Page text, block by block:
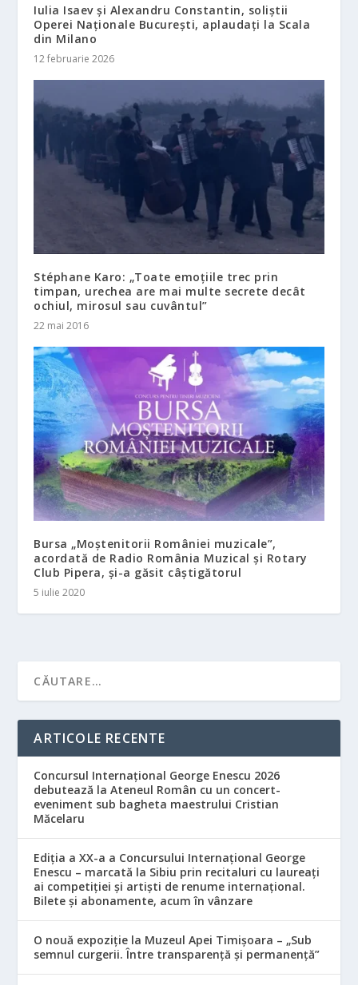
Iulia Isaev și Alexandru Constantin, soliștii
Operei Naționale București, aplaudați la Scala
din Milano
12 februarie 2026
Stéphane Karo: „Toate emoțiile trec prin
timpan, urechea are mai multe secrete decât
ochiul, mirosul sau cuvântul”
22 mai 2016
Bursa „Moștenitorii României muzicale”,
acordată de Radio România Muzical și Rotary
Club Pipera, și-a găsit câștigătorul
5 iulie 2020
ARTICOLE RECENTE
Concursul Internațional George Enescu 2026
debutează la Ateneul Român cu un concert-
eveniment sub bagheta maestrului Cristian
Măcelaru
Ediția a XX-a a Concursului Internațional George
Enescu – marcată la Sibiu prin recitaluri cu laureați
ai competiției și artiști de renume internațional.
Bilete și abonamente, acum în vânzare
O nouă expoziție la Muzeul Apei Timișoara – „Sub
semnul curgerii. Între transparență și permanență”